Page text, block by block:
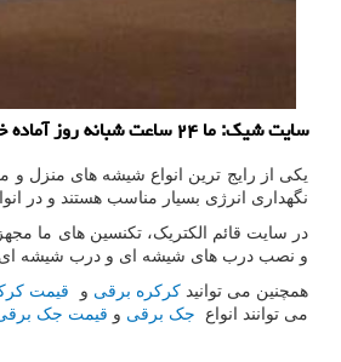
سایت شیك: ما ۲۴ ساعت شبانه روز آماده خدمت به شما عزیزان هستیم. هموطنان ایرانی همچنین می توانند انواع جك برقی و قیمت جك برقی را در سایت قائم الكترونیك دنبال كنند.
یکی از رایج ترین انواع شیشه های منزل
نگهداری انرژی بسیار مناسب هستند و در
در سایت قائم الکتریک، تکنسین های ما
و نصب درب های شیشه ای و درب شیشه ای
همچنین می توانیدکرکره برقی و قیمت
می توانند انواع جک برقی و قیمت جک